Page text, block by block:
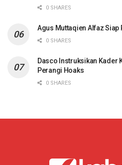
0 SHARES
Agus Muttaqien Alfaz Siap
0 SHARES
Dasco Instruksikan Kader
Perangi Hoaks
0 SHARES